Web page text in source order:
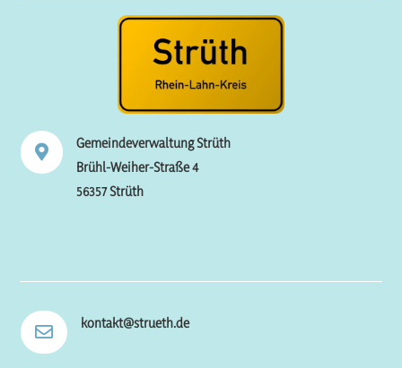

Gemeindeverwaltung Strüth
Brühl-Weiher-Straße 4
56357 Strüth
 kontakt@strueth.de